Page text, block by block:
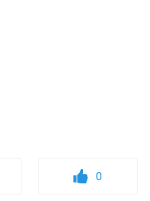
0